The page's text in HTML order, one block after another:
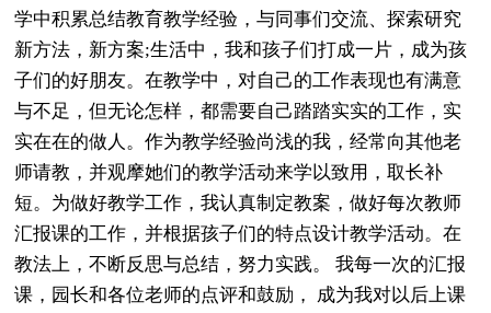
学中积累总结教育教学经验，与同事们交流、探索研究
新方法，新方案;生活中，我和孩子们打成一片，成为孩
子们的好朋友。在教学中，对自己的工作表现也有满意
与不足，但无论怎样，都需要自己踏踏实实的工作，实
实在在的做人。作为教学经验尚浅的我，经常向其他老
师请教，并观摩她们的教学活动来学以致用，取长补
短。为做好教学工作，我认真制定教案，做好每次教师
汇报课的工作，并根据孩子们的特点设计教学活动。在
教法上，不断反思与总结，努力实践。 我每一次的汇报
课，园长和各位老师的点评和鼓励， 成为我对以后上课